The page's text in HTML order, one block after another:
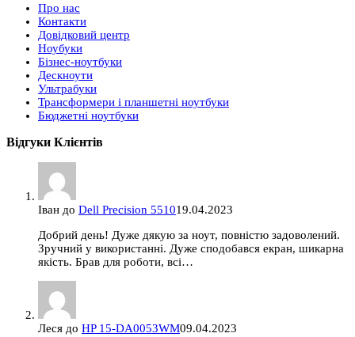
Про нас
Контакти
Довідковий центр
Ноубуки
Бізнес-ноутбуки
Дескноути
Ультрабуки
Трансформери і планшетні ноутбуки
Бюджетні ноутбуки
Відгуки Клієнтів
Іван до Dell Precision 551019.04.2023
Добрий день! Дуже дякую за ноут, повністю задоволений.
Зручний у використанні. Дуже сподобався екран, шикарна
якість. Брав для роботи, всі…
Леся до HP 15-DA0053WM09.04.2023